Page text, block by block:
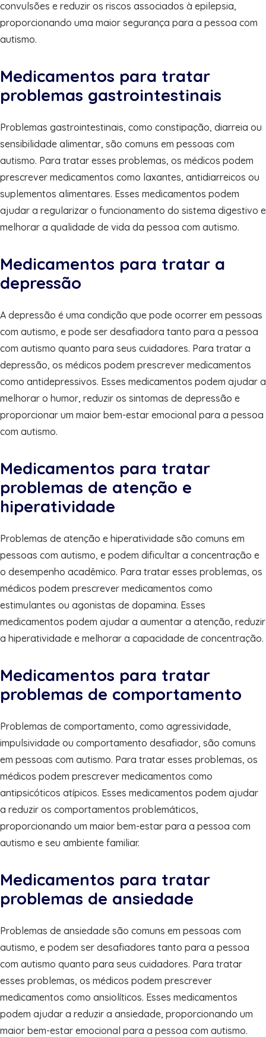
convulsões e reduzir os riscos associados à epilepsia,
proporcionando uma maior segurança para a pessoa com
autismo.
Medicamentos para tratar
problemas gastrointestinais
Problemas gastrointestinais, como constipação, diarreia ou
sensibilidade alimentar, são comuns em pessoas com
autismo. Para tratar esses problemas, os médicos podem
prescrever medicamentos como laxantes, antidiarreicos ou
suplementos alimentares. Esses medicamentos podem
ajudar a regularizar o funcionamento do sistema digestivo e
melhorar a qualidade de vida da pessoa com autismo.
Medicamentos para tratar a
depressão
A depressão é uma condição que pode ocorrer em pessoas
com autismo, e pode ser desafiadora tanto para a pessoa
com autismo quanto para seus cuidadores. Para tratar a
depressão, os médicos podem prescrever medicamentos
como antidepressivos. Esses medicamentos podem ajudar a
melhorar o humor, reduzir os sintomas de depressão e
proporcionar um maior bem-estar emocional para a pessoa
com autismo.
Medicamentos para tratar
problemas de atenção e
hiperatividade
Problemas de atenção e hiperatividade são comuns em
pessoas com autismo, e podem dificultar a concentração e
o desempenho acadêmico. Para tratar esses problemas, os
médicos podem prescrever medicamentos como
estimulantes ou agonistas de dopamina. Esses
medicamentos podem ajudar a aumentar a atenção, reduzir
a hiperatividade e melhorar a capacidade de concentração.
Medicamentos para tratar
problemas de comportamento
Problemas de comportamento, como agressividade,
impulsividade ou comportamento desafiador, são comuns
em pessoas com autismo. Para tratar esses problemas, os
médicos podem prescrever medicamentos como
antipsicóticos atípicos. Esses medicamentos podem ajudar
a reduzir os comportamentos problemáticos,
proporcionando um maior bem-estar para a pessoa com
autismo e seu ambiente familiar.
Medicamentos para tratar
problemas de ansiedade
Problemas de ansiedade são comuns em pessoas com
autismo, e podem ser desafiadores tanto para a pessoa
com autismo quanto para seus cuidadores. Para tratar
esses problemas, os médicos podem prescrever
medicamentos como ansiolíticos. Esses medicamentos
podem ajudar a reduzir a ansiedade, proporcionando um
maior bem-estar emocional para a pessoa com autismo.